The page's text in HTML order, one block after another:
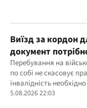
Виїзд за кордон
документ
Перебування на
по собі не скасовує
інвалідність
документально
5.08.2026 22:03